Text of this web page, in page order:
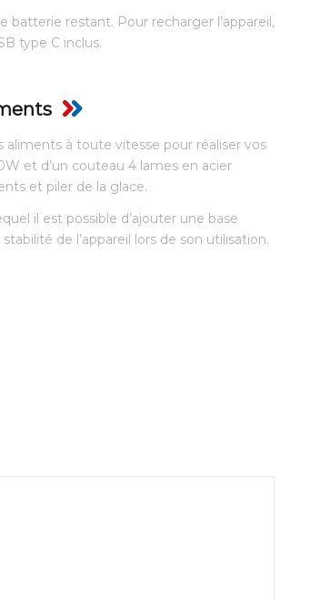
batterie restant. Pour recharger l’appareil,
type C inclus.
à toute vitesse pour réaliser vos
et d’un couteau 4 lames en acier
et piler de la glace.
il est possible d’ajouter une base
de l’appareil lors de son utilisation.